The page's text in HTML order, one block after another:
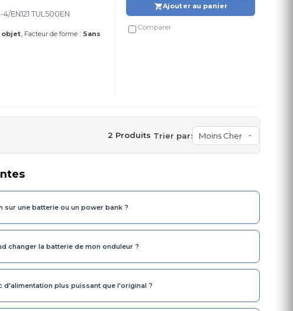
EN121 TUL500EN
objet Facteur de forme : Sans
Ajouter au panier
Comparer
Trier par:
2 Produits
sur une batterie ou un power bank ?
changer la batterie de mon onduleur ?
d'alimentation plus puissant que l'original ?